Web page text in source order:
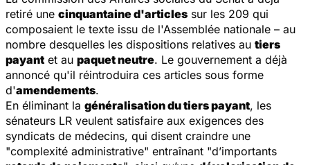
retiré une cinquantaine d'articles sur les 209 qui
composaient le texte issu de l'Assemblée nationale – au
nombre desquelles les dispositions relatives au tiers
payant et au paquet neutre. Le gouvernement a déjà
annoncé qu'il réintroduira ces articles sous forme
d'amendements.
En éliminant la généralisation du tiers payant, les
sénateurs LR veulent satisfaire aux exigences des
syndicats de médecins, qui disent craindre une
"complexité administrative" entraînant "d’importants